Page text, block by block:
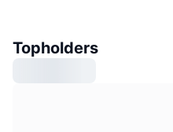
Topholders